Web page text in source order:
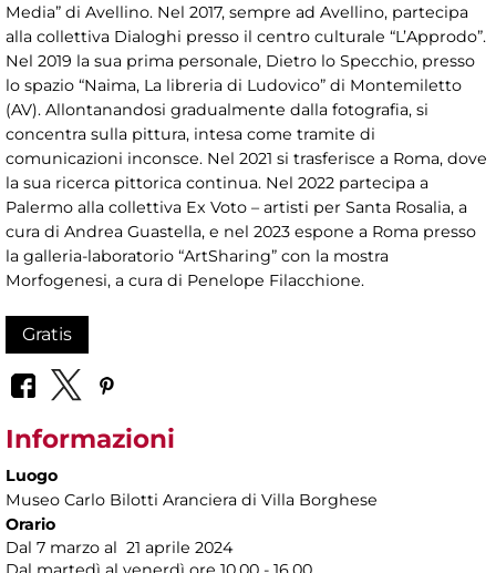
Media” di Avellino. Nel 2017, sempre ad Avellino, partecipa
alla collettiva Dialoghi presso il centro culturale “L’Approdo”.
Nel 2019 la sua prima personale, Dietro lo Specchio, presso
lo spazio “Naima, La libreria di Ludovico” di Montemiletto
(AV). Allontanandosi gradualmente dalla fotografia, si
concentra sulla pittura, intesa come tramite di
comunicazioni inconsce. Nel 2021 si trasferisce a Roma, dove
la sua ricerca pittorica continua. Nel 2022 partecipa a
Palermo alla collettiva Ex Voto – artisti per Santa Rosalia, a
cura di Andrea Guastella, e nel 2023 espone a Roma presso
la galleria-laboratorio “ArtSharing” con la mostra
Morfogenesi, a cura di Penelope Filacchione.
Gratis
Informazioni
Luogo
Museo Carlo Bilotti Aranciera di Villa Borghese
Orario
Dal 7 marzo al 21 aprile 2024